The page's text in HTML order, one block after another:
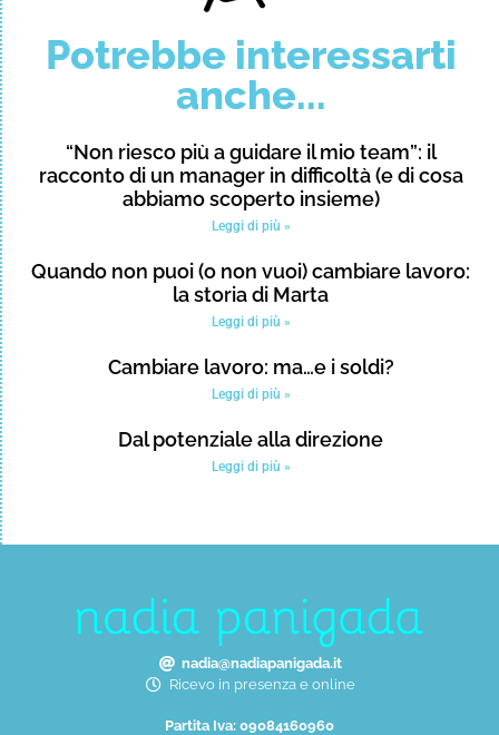
Potrebbe interessarti
anche...
“Non riesco più a guidare il mio team”: il
racconto di un manager in difficoltà (e di cosa
abbiamo scoperto insieme)
Leggi di più »
Quando non puoi (o non vuoi) cambiare lavoro:
la storia di Marta
Leggi di più »
Cambiare lavoro: ma…e i soldi?
Leggi di più »
Dal potenziale alla direzione
Leggi di più »
nadia@nadiapanigada.it
Ricevo in presenza e online
Partita Iva: 09084160960